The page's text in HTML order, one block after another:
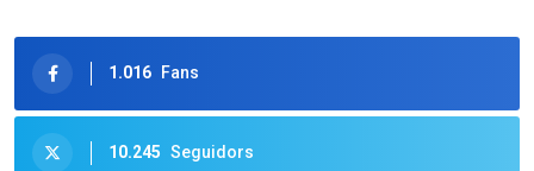
1.016 Fans
10.245 Seguidors